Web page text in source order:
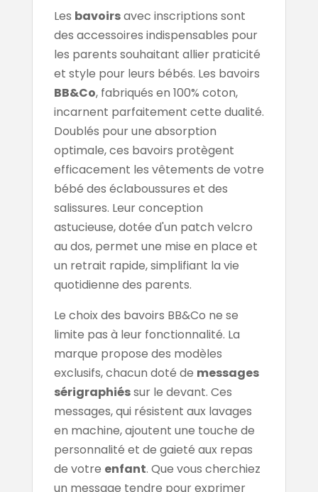
Les bavoirsavec inscriptions sont
des accessoires indispensables pour
les parents souhaitant allier praticité
et style pour leurs bébés. Les bavoirs
BB&Co, fabriqués en 100% coton,
incarnent parfaitement cette dualité.
Doublés pour une absorption
optimale, ces bavoirs protègent
efficacement les vêtements de votre
bébé des éclaboussures et des
salissures. Leur conception
astucieuse, dotée d'un patch velcro
au dos, permet une mise en place et
un retrait rapide, simplifiant la vie
quotidienne des parents.
Le choix des bavoirs BB&Co ne se
limite pas à leur fonctionnalité. La
marque propose des modèles
exclusifs, chacun doté de messages
sérigraphiéssur le devant. Ces
messages, qui résistent aux lavages
en machine, ajoutent une touche de
personnalité et de gaieté aux repas
de votre enfant. Que vous cherchiez
un message tendre pour exprimer